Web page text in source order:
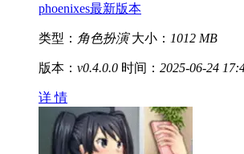
phoenixes最新版本
类型： 角色扮演 大小： 1012 MB
版本： v0.4.0.0 时间： 2025-06-24
详 情